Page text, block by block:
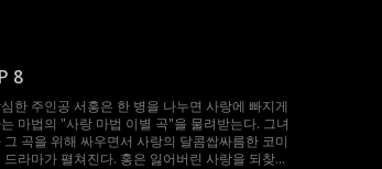
8
한 주인공 서홍은 한 병을 나누면 사랑에 빠지게
마법의 "사랑 마법 이별 곡"을 물려받는다. 그녀
그 곡을 위해 싸우면서 사랑의 달콤쌉싸름한 코미
드라마가 펼쳐진다. 홍은 잃어버린 사랑을 되찾고